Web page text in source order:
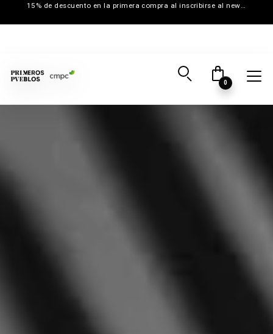
15% de descuento en la primera compra al inscribirse al newsletter
0